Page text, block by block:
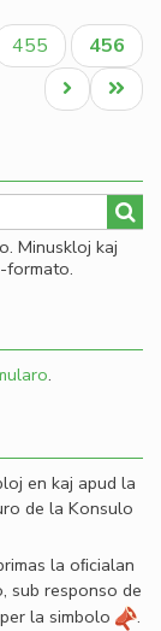
pri
Paĝo
455
Aktuala
paĝo
456
Last
page
Next
page
Minuskloj kaj
formato.
.
en kaj apud la
de la Konsulo
la oﬁcialan
sub responso de
la simbolo
.